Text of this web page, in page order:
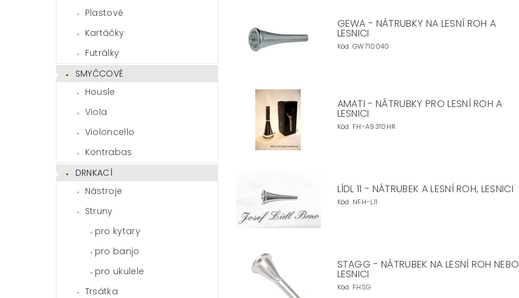
Plastové
Kartáčky
Futrálky
SMYČCOVÉ
Housle
Viola
Violoncello
Kontrabas
DRNKACÍ
Nástroje
Struny
pro kytary
pro banjo
pro ukulele
Trsátka
GEWA - NÁTRUBKY NA LESNÍ ROH A
LESNICI
Kód:GW710040
AMATI - NÁTRUBKY PRO LESNÍ ROH A
LESNICI
Kód: FH-A9310HR
LÍDL 11 - NÁTRUBEK A LESNÍ ROH, LESNICI
Kód: NFH-L11
STAGG - NÁTRUBEK NA LESNÍ ROH NEBO
LESNICI
Kód: FHSG